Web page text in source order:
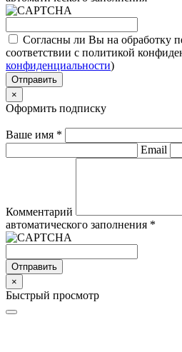
Согласны ли Вы на обработку
соответствии с политикой
конфиденциальности)
Отправить
×
Оформить подписку
Ваше имя *
Email
Комментарий
автоматического заполнения *
Отправить
×
Быстрый просмотр